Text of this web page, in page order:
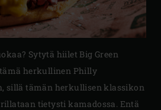
Sytytä hiilet Big Green
herkullinen Philly
sillä tämän herkullisen klassikon
tietysti kamadossa. Entä